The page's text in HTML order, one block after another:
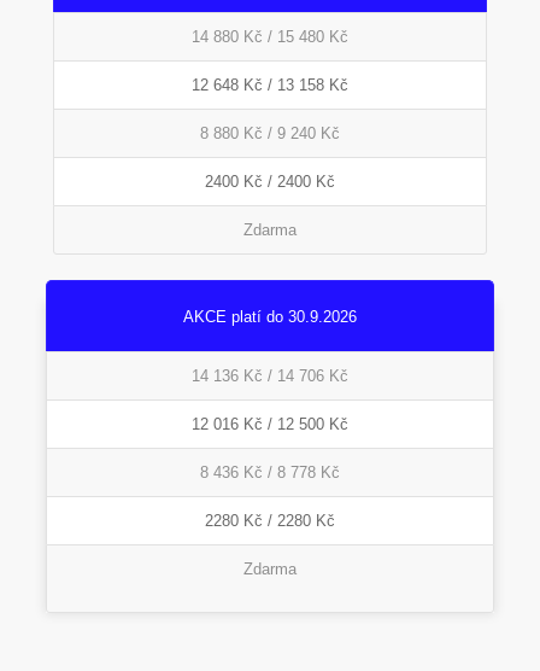
14 880 Kč / 15 480 Kč
12 648 Kč / 13 158 Kč
8 880 Kč / 9 240 Kč
2400 Kč / 2400 Kč
Zdarma
AKCE platí do 30.9.2026
14 136 Kč / 14 706 Kč
12 016 Kč / 12 500 Kč
8 436 Kč / 8 778 Kč
2280 Kč / 2280 Kč
Zdarma